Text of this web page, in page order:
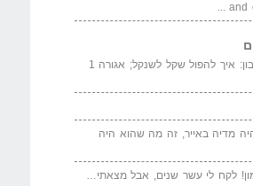
and
המדייה באייר הנבון: איך להפול שקל לשנקל; אגורה 1
מדיה באייר, זה מה שהוא היה
לקח לי עשר שנים, אבל מצאתי…